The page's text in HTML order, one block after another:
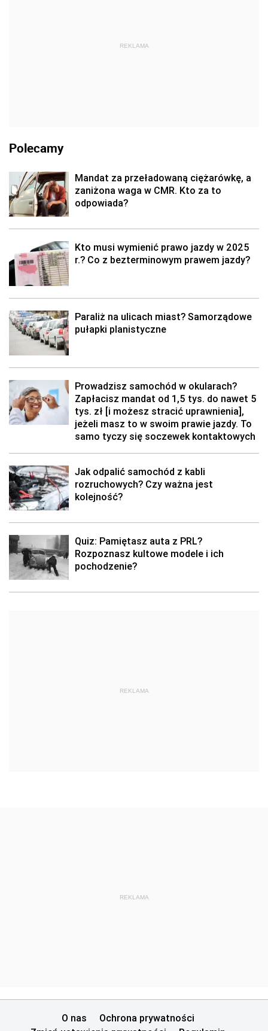
REKLAMA
Polecamy
Mandat za przeładowaną ciężarówkę, a
zaniżona waga w CMR. Kto za to
odpowiada?
Kto musi wymienić prawo jazdy w 2025
r.? Co z bezterminowym prawem jazdy?
Paraliż na ulicach miast? Samorządowe
pułapki planistyczne
Prowadzisz samochód w okularach?
Zapłacisz mandat od 1,5 tys. do nawet 5
tys. zł [i możesz stracić uprawnienia],
jeżeli masz to w swoim prawie jazdy. To
samo tyczy się soczewek kontaktowych
Jak odpalić samochód z kabli
rozruchowych? Czy ważna jest
kolejność?
Quiz: Pamiętasz auta z PRL?
Rozpoznasz kultowe modele i ich
pochodzenie?
REKLAMA
REKLAMA
O nas
Ochrona prywatności